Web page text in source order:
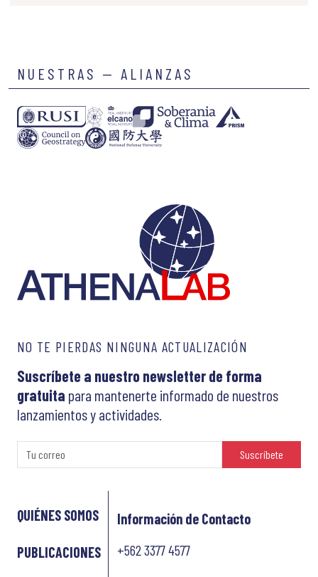
NUESTRAS — ALIANZAS
NO TE PIERDAS NINGUNA ACTUALIZACIÓN
Suscríbete a nuestro newsletter de forma
gratuita para mantenerte informado de nuestros
lanzamientos y actividades.
Suscríbete
QUIÉNES SOMOS
PUBLICACIONES
Información de Contacto
+562 3377 4577